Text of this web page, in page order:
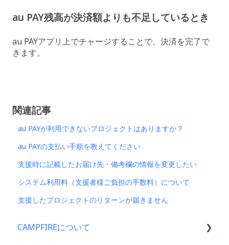
au PAY残高が決済額よりも不足しているとき
au PAYアプリ上でチャージすることで、決済を完了で
きます。
関連記事
au PAYが利用できないプロジェクトはありますか？
au PAYの支払い手順を教えてください
支援時に記載したお届け先・備考欄の情報を変更したい
システム利用料（支援者様ご負担の手数料）について
支援したプロジェクトのリターンが届きません
CAMPFIREについて